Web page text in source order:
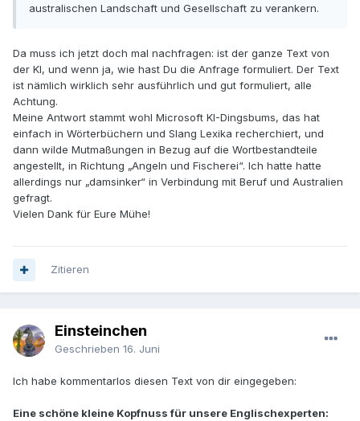
australischen Landschaft und Gesellschaft zu verankern.
Da muss ich jetzt doch mal nachfragen: ist der ganze Text von
der KI, und wenn ja, wie hast Du die Anfrage formuliert. Der Text
ist nämlich wirklich sehr ausführlich und gut formuliert, alle
Achtung.
Meine Antwort stammt wohl Microsoft KI-Dingsbums, das hat
einfach in Wörterbüchern und Slang Lexika recherchiert, und
dann wilde Mutmaßungen in Bezug auf die Wortbestandteile
angestellt, in Richtung „Angeln und Fischerei“. Ich hatte hatte
allerdings nur „damsinker“ in Verbindung mit Beruf und Australien
gefragt.
Vielen Dank für Eure Mühe!
Zitieren
Einsteinchen
Geschrieben 16. Juni
Ich habe kommentarlos diesen Text von dir eingegeben:
Eine schöne kleine Kopfnuss für unsere Englischexperten: